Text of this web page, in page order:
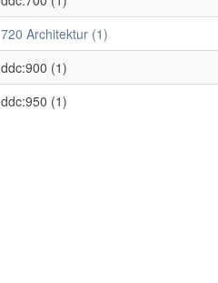
720 Architektur (1)
ddc:900 (1)
ddc:950 (1)